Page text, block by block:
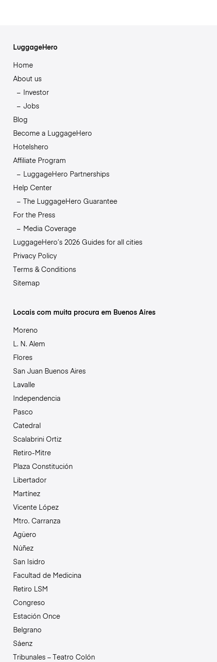
LuggageHero
Home
About us
Investor
Jobs
Blog
Become a LuggageHero
Hotelshero
Affiliate Program
LuggageHero Partnerships
Help Center
The LuggageHero Guarantee
For the Press
Media Coverage
LuggageHero’s 2026 Guides for all cities
Privacy Policy
Terms & Conditions
Sitemap
Locais com muita procura em Buenos Aires
Moreno
L. N. Alem
Flores
San Juan Buenos Aires
Lavalle
Independencia
Pasco
Catedral
Scalabrini Ortiz
Retiro-Mitre
Plaza Constitución
Libertador
Martínez
Vicente López
Mtro. Carranza
Agüero
Núñez
San Isidro
Facultad de Medicina
Retiro LSM
Congreso
Estación Once
Belgrano
Sáenz
Tribunales – Teatro Colón